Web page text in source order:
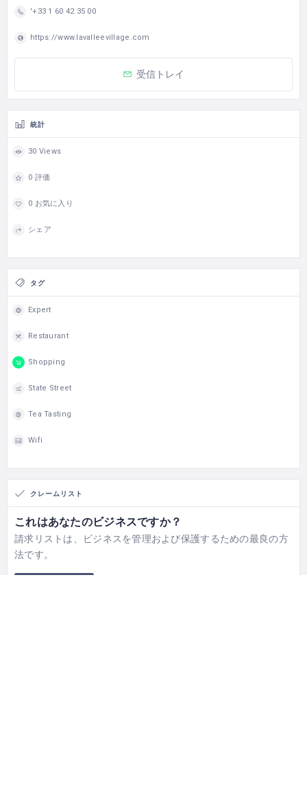
'+33 1 60 42 35 00
https://www.lavalleevillage.com
受信トレイ
統計
30 Views
0 評価
0 お気に入り
シェア
タグ
Expert
Restaurant
Shopping
State Street
Tea Tasting
Wifi
クレームリスト
これはあなたのビジネスですか？
請求リストは、ビジネスを管理および保護するための最良の方
法です。